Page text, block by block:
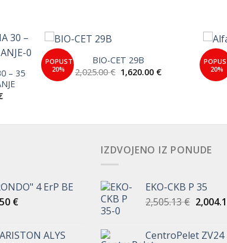
– 35
Trenutna
POPUST
20%
Wishlist
BIO-CET 29B
2,025.00€ Izvorna
cijena
1,620.00 €Trenutna
20%
4 ErP BE
€Trenutna
967.50 €.
ALYS
IZDVOJENO IZ PONUDE
EKO-CKB P 35
2,505.13€
je:
CentroPelet ZV24